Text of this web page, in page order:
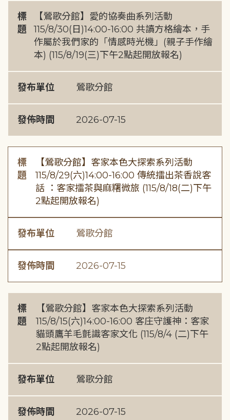
標
題
【鶯歌分館】愛的協奏曲系列活動
115/8/30(日)14:00-16:00 共讀方格繪本，手
作屬於我們家的「情感時光機」(親子手作繪
本) (115/8/19(三)下午2點起開放報名)
發布單位 鶯歌分館
發佈時間 2026-07-15
標
題
【鶯歌分館】客家本色大探索系列活動
115/8/29(六)14:00-16:00 傳統擂出茶香說客
話 ：客家擂茶與麻糬微旅 (115/8/18(二)下午
2點起開放報名)
發布單位 鶯歌分館
發佈時間 2026-07-15
標
題
【鶯歌分館】客家本色大探索系列活動
115/8/15(六)14:00-16:00 客庄守護神：客家
貓頭鷹羊毛氈識客家文化 (115/8/4 (二)下午
2點起開放報名)
發布單位 鶯歌分館
發佈時間 2026-07-15